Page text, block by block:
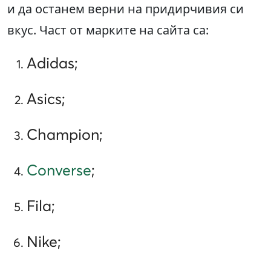
и да останем верни на придирчивия си
вкус. Част от марките на сайта са:
Adidas;
Asics;
Champion;
Converse;
Fila;
Nike;